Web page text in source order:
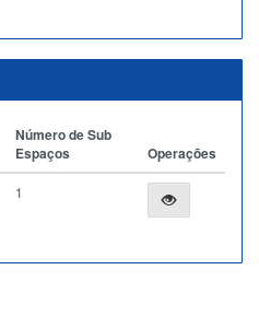
Número de Sub
Espaços
Operações
1